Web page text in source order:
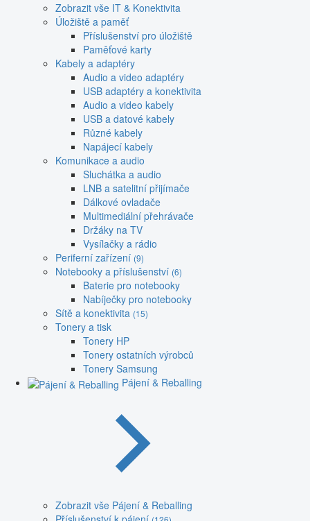
Zobrazit vše IT & Konektivita
Úložiště a paměť
Příslušenství pro úložiště
Paměťové karty
Kabely a adaptéry
Audio a video adaptéry
USB adaptéry a konektivita
Audio a video kabely
USB a datové kabely
Různé kabely
Napájecí kabely
Komunikace a audio
Sluchátka a audio
LNB a satelitní přijímače
Dálkové ovladače
Multimediální přehrávače
Držáky na TV
Vysílačky a rádio
Periferní zařízení (9)
Notebooky a příslušenství (6)
Baterie pro notebooky
Nabíječky pro notebooky
Sítě a konektivita (15)
Tonery a tisk
Tonery HP
Tonery ostatních výrobců
Tonery Samsung
Pájení & Reballing
Zobrazit vše Pájení & Reballing